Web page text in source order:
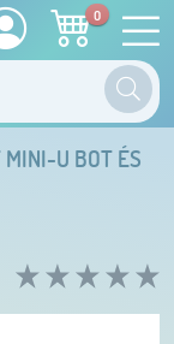
0
MINI-U BOT ÉS